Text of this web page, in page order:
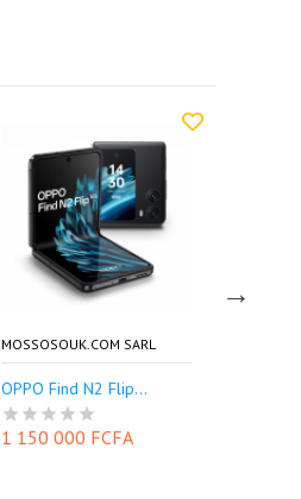
MOSSOSOUK.COM SARL
OPPO Find N2 Flip...
1 150 000 FCFA